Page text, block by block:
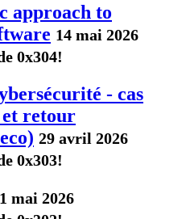
approach to
14 mai 2026
0x304!
- cas
retour
29 avril 2026
0x303!
mai 2026